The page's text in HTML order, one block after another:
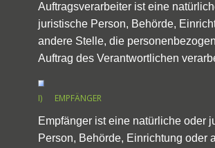
Auftragsverarbeiter ist eine
juristische Person, Behörde,
andere Stelle, die
Auftrag des Verantwortlichen
I) EMPFÄNGER
Empfänger ist eine natürliche oder
Person, Behörde, Einrichtung oder